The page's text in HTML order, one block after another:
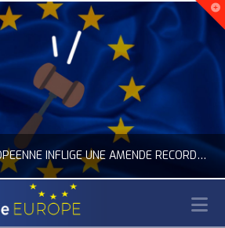
LA COMMISSION EUROPÉENNE INFLIGE UNE AMENDE RECORD À GOOGLE